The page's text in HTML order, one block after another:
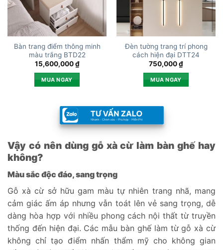
Bàn trang điểm thông minh
màu trắng BTD22
15,600,000₫
MUA NGAY
Đèn tường trang trí phong
cách hiện đại DTT24
750,000₫
MUA NGAY
Vậy có nên dùng gỗ xà cừ làm bàn ghế hay
không?
Màu sắc độc đáo, sang trọng
Gỗ xà cừ sở hữu gam màu tự nhiên trang nhã, mang
cảm giác ấm áp nhưng vẫn toát lên vẻ sang trọng, dễ
dàng hòa hợp với nhiều phong cách nội thất từ truyền
thống đến hiện đại. Các mẫu bàn ghế làm từ gỗ xà cừ
không chỉ tạo điểm nhấn thẩm mỹ cho không gian